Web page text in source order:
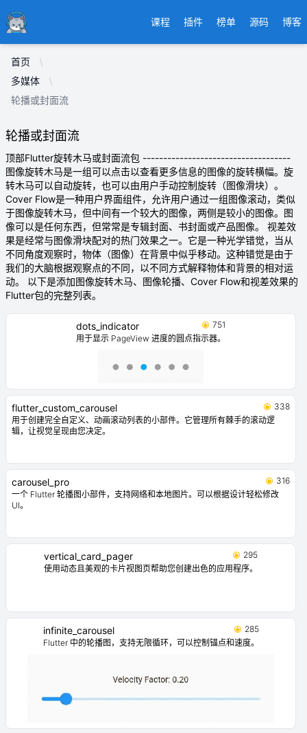
Ducafecat 课程 插件 榜单 源码 博客
首页
多媒体
轮播或封面流
轮播或封面流
顶部Flutter旋转木马或封面流包 ------------------------------------
图像旋转木马是一组可以点击以查看更多信息的图像的旋转横幅。旋
转木马可以自动旋转，也可以由用户手动控制旋转（图像滑块）。
Cover Flow是一种用户界面组件，允许用户通过一组图像滚动，类似
于图像旋转木马，但中间有一个较大的图像，两侧是较小的图像。图
像可以是任何东西，但常常是专辑封面、书封面或产品图像。 视差效
果是经常与图像滑块配对的热门效果之一。它是一种光学错觉，当从
不同角度观察时，物体（图像）在背景中似乎移动。这种错觉是由于
我们的大脑根据观察点的不同，以不同方式解释物体和背景的相对运
动。 以下是添加图像旋转木马、图像轮播、Cover Flow和视差效果的
Flutter包的完整列表。
dots_indicator
751
用于显示 PageView 进度的圆点指示器。
flutter_custom_carousel
338
用于创建完全自定义、动画滚动列表的小部件。它管理所有棘手的滚动逻
辑，让视觉呈现由您决定。
carousel_pro
316
一个 Flutter 轮播图小部件，支持网络和本地图片。可以根据设计轻松修改
UI。
vertical_card_pager
295
使用动态且美观的卡片视图页帮助您创建出色的应用程序。
infinite_carousel
285
Flutter 中的轮播图，支持无限循环，可以控制锚点和速度。